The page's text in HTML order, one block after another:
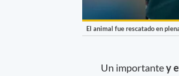
El animal fue rescatado en
Un importantey